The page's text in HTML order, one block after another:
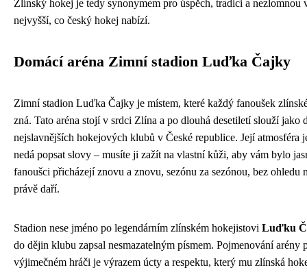
Zlínský hokej je tedy synonymem pro úspěch, tradici a nezlomnou
nejvyšší, co český hokej nabízí.
Domácí aréna Zimní stadion Luďka Čajky
Zimní stadion Luďka Čajky je místem, které každý fanoušek
zná. Tato aréna stojí v srdci Zlína a po dlouhá desetiletí slouží jako
nejslavnějších hokejových klubů v České republice. Její atmosféra
nedá popsat slovy – musíte ji zažít na vlastní kůži, aby vám bylo
fanoušci přicházejí znovu a znovu, sezónu za sezónou, bez ohledu
právě daří.
Stadion nese jméno po legendárním zlínském hokejistovi Luďku
do dějin klubu zapsal nesmazatelným písmem. Pojmenování arény
výjimečném hráči je výrazem úcty a respektu, který mu zlínská